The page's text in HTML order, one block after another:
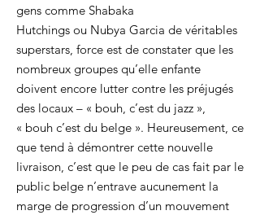
gens comme Shabaka
Hutchings ou Nubya Garcia de véritables
superstars, force est de constater que les
nombreux groupes qu’elle enfante
doivent encore lutter contre les préjugés
des locaux – « bouh, c’est du jazz »,
« bouh c’est du belge ». Heureusement, ce
que tend à démontrer cette nouvelle
livraison, c’est que le peu de cas fait par le
public belge n’entrave aucunement la
marge de progression d’un mouvement